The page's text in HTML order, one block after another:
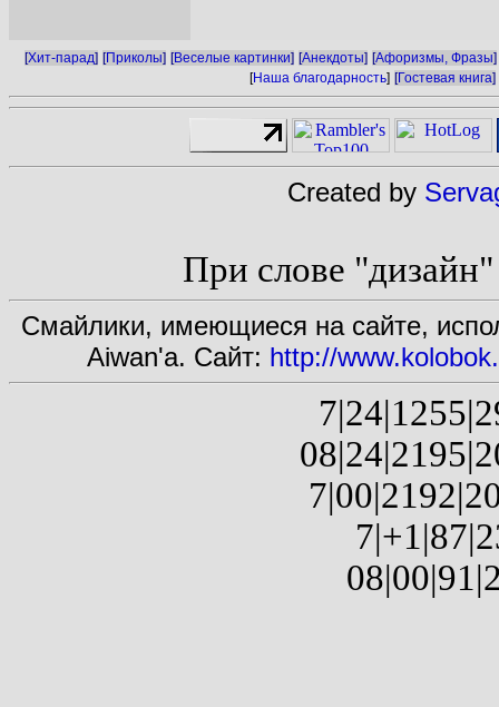
[Хит-парад] [Приколы] [Веселые картинки] [Анекдоты] [Афоризмы, Фразы]
[Наша благодарность] [Гостевая книга]
Created by
При слове "дизайн"
Смайлики, имеющиеся на сайте,
Aiwan'а. Сайт: http://